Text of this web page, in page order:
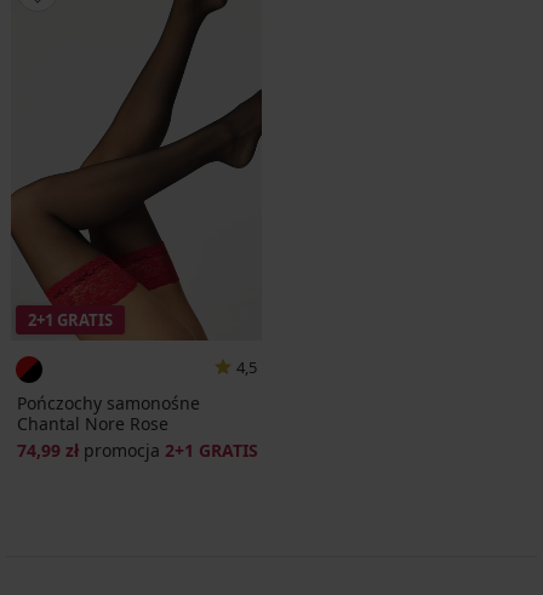
2+1 GRATIS
4,5
Pończochy samonośne
Chantal Nore Rose
74,99 zł promocja 2+1 GRATIS